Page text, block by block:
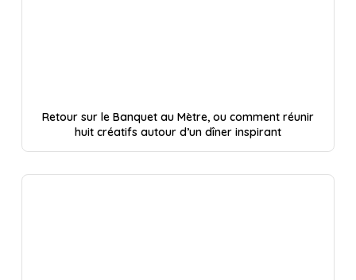
Retour sur le Banquet au Mètre, ou comment réunir
huit créatifs autour d’un dîner inspirant